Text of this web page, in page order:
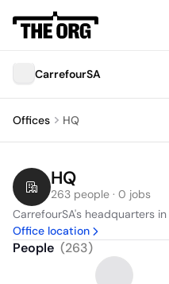
CarrefourSA
Offices HQ
HQ
263 people · 0 jobs
CarrefourSA's headquarters
Office location
People (263)